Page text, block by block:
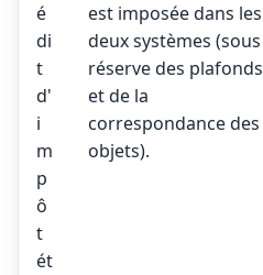
é
di
t
d'
i
m
p
ô
t
ét
est imposée dans les
deux systèmes (sous
réserve des plafonds
et de la
correspondance des
objets).